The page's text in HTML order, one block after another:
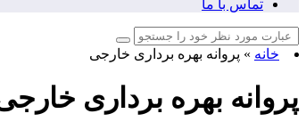
تماس با ما
خانه » پروانه بهره برداری خارجی
پروانه بهره برداری